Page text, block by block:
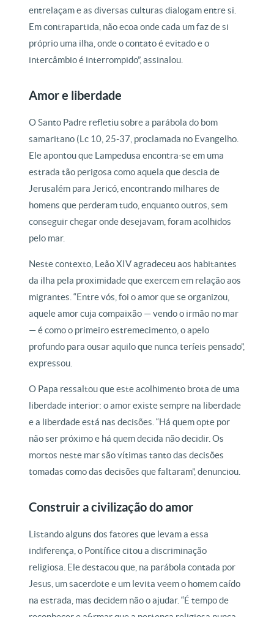
entrelaçam e as diversas culturas dialogam entre si.
Em contrapartida, não ecoa onde cada um faz de si
próprio uma ilha, onde o contato é evitado e o
intercâmbio é interrompido”, assinalou.
Amor e liberdade
O Santo Padre refletiu sobre a parábola do bom
samaritano (Lc 10, 25-37, proclamada no Evangelho.
Ele apontou que Lampedusa encontra-se em uma
estrada tão perigosa como aquela que descia de
Jerusalém para Jericó, encontrando milhares de
homens que perderam tudo, enquanto outros, sem
conseguir chegar onde desejavam, foram acolhidos
pelo mar.
Neste contexto, Leão XIV agradeceu aos habitantes
da ilha pela proximidade que exercem em relação aos
migrantes. “Entre vós, foi o amor que se organizou,
aquele amor cuja compaixão — vendo o irmão no mar
— é como o primeiro estremecimento, o apelo
profundo para ousar aquilo que nunca teríeis pensado”,
expressou.
O Papa ressaltou que este acolhimento brota de uma
liberdade interior: o amor existe sempre na liberdade
e a liberdade está nas decisões. “Há quem opte por
não ser próximo e há quem decida não decidir. Os
mortos neste mar são vítimas tanto das decisões
tomadas como das decisões que faltaram”, denunciou.
Construir a civilização do amor
Listando alguns dos fatores que levam a essa
indiferença, o Pontífice citou a discriminação
religiosa. Ele destacou que, na parábola contada por
Jesus, um sacerdote e um levita veem o homem caído
na estrada, mas decidem não o ajudar. “É tempo de